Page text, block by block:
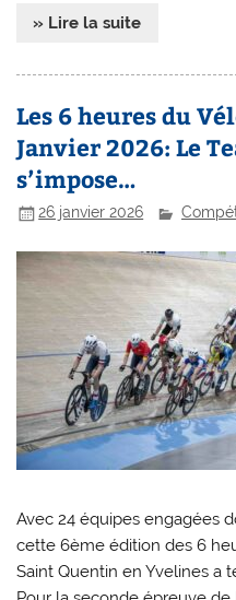
» Lire la suite
Les 6 heures du
Janvier 2026: Le
s’impose…
26 janvier 2026
Avec 24 équipes engagées
cette 6ème édition des 6
Saint Quentin en Yvelines a